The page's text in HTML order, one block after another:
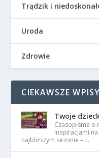
Trądzik i
Uroda
Zdrowie
CIEKAWSZE WPISY
Twoje
Czasopisma o
inspiracjami
najbliższym sezonie – …